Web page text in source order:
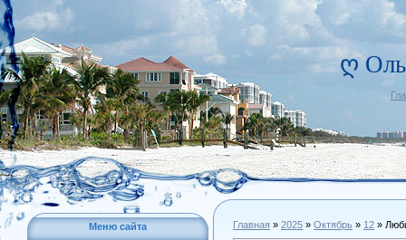
ღ
Меню сайта Главная » 2025 » Октябрь » 12 »